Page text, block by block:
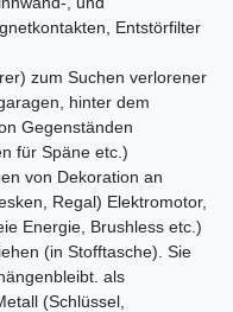
Entstörfilter
zum Suchen verlorener
hinter dem
Gegenständen
für Späne etc.)
von Dekoration an
Regal) Elektromotor,
Energie, Brushless etc.)
(in Stofftasche). Sie
als
(Schlüssel,